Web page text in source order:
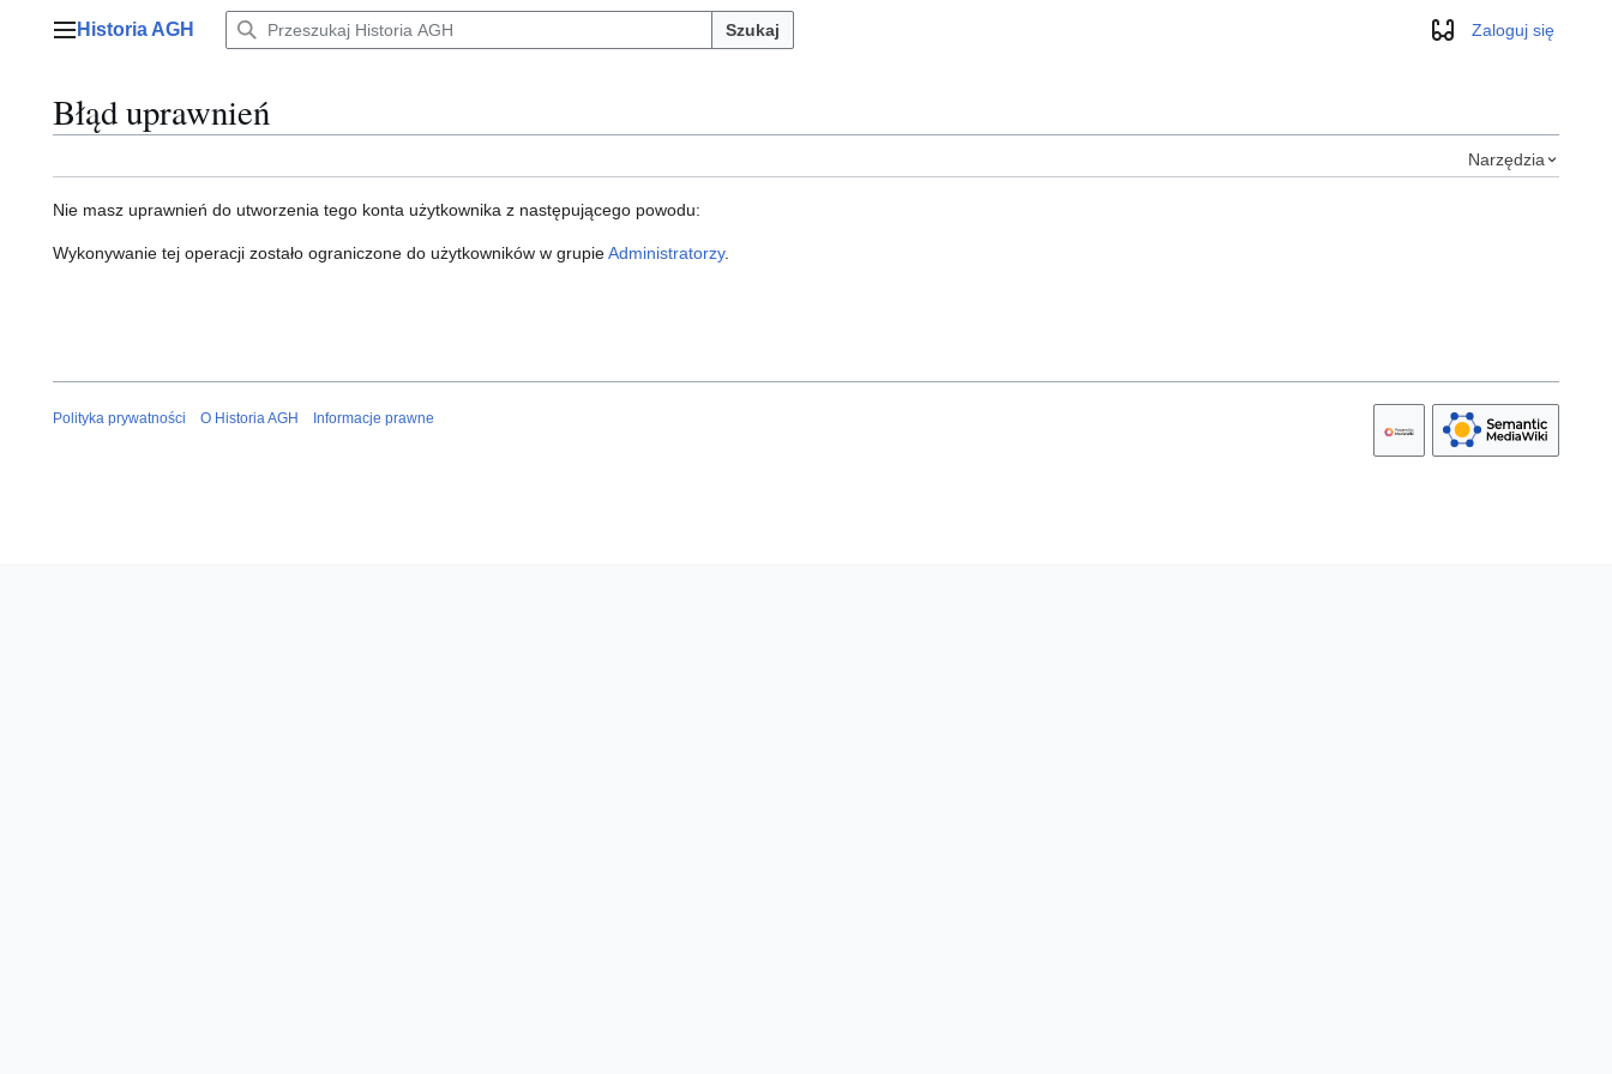
Menu główne
Historia AGH Szukaj WyglądZaloguj się
Błąd uprawnień
Narzędzia
Nie masz uprawnień do utworzenia tego konta użytkownika z następującego powodu:
Wykonywanie tej operacji zostało ograniczone do użytkowników w grupieAdministratorzy.
Polityka prywatności O Historia AGH Informacje prawne